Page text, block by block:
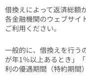
借換えによって返済総額
各金融機関のウェブサイ
ご利用ください。
一般的に、借換えを行う
が年1％以上あるとき」
利の優遇期間（特約期間